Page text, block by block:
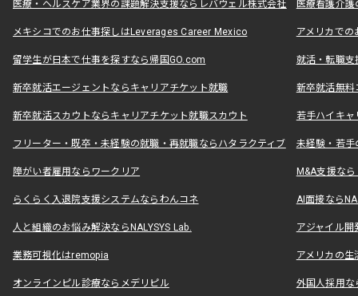
医療・ヘルスケア業界の課題解決支援ならレバウェル株式会社 医療看護介
メキシコでのお仕事探しはLeverages Career Mexico アメリカで
留学生が日本で仕事を探すなら帰国GO.com 就活・転職
新卒就活エージェントならキャリアチケット就職 新卒就活無料
新卒就活スカウトならキャリアチケット就職スカウト 若手ハイキ
フリーター・既卒・未経験の就職・再就職ならハタラクティブ 未経験・若手
障がい者雇用ならワークリア M&A支援な
らくらく入退院支援システムならわんコネ AI面接なら
人と組織のお悩み解決ならNALYSYS Lab. アジャイル
業務可視化はremopia アメリカの
オンラインピル診療ならメデリピル 外国人採用